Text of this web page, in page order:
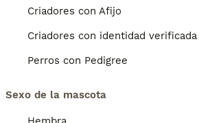
Criadores con Afijo
Criadores con identidad verificada
Perros con Pedigree
Sexo de la mascota